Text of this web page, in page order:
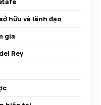
hữu và lãnh đạo
gia
Rey